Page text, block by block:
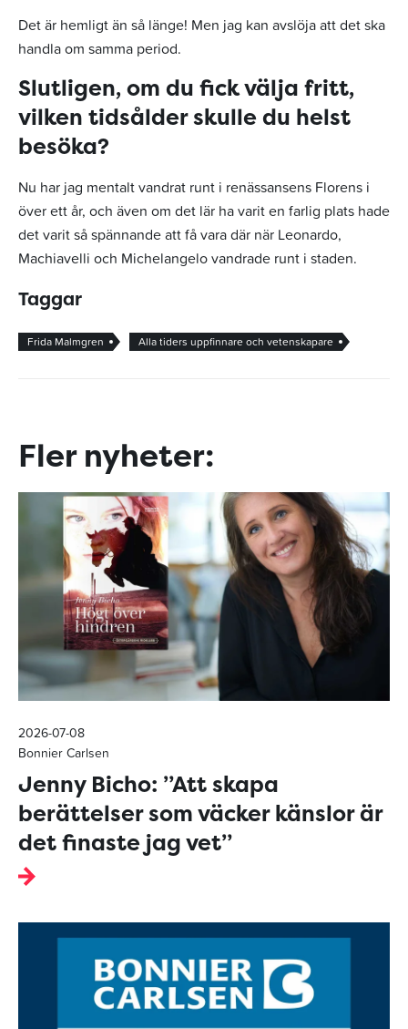
Det är hemligt än så länge! Men jag kan avslöja att det ska
handla om samma period.
Slutligen, om du fick välja fritt,
vilken tidsålder skulle du helst
besöka?
Nu har jag mentalt vandrat runt i renässansens Florens i
över ett år, och även om det lär ha varit en farlig plats hade
det varit så spännande att få vara där när Leonardo,
Machiavelli och Michelangelo vandrade runt i staden.
Taggar
Frida Malmgren Alla tiders uppfinnare och vetenskapare
Fler nyheter:
2026-07-08
Bonnier Carlsen
Jenny Bicho: ”Att skapa
berättelser som väcker känslor är
det finaste jag vet”